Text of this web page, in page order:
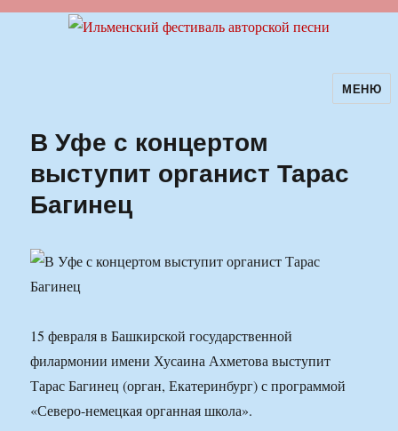
Ильменский фестиваль авторскойМЕНЮ
В Уфе с концертом
выступит органист Тарас
Багинец
15 февраля в Башкирской государственной
филармонии имени Хусаина Ахметова выступит
Тарас Багинец (орган, Екатеринбург) с программой
«Северо-немецкая органная школа».